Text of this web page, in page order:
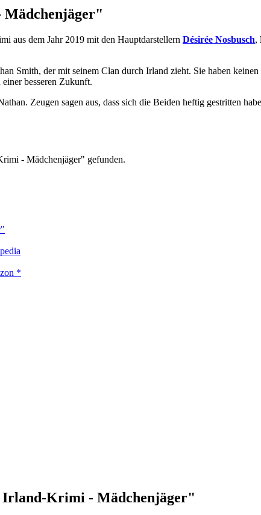
aus dem Jahr 2019 mit den Hauptdarstellern Désirée Nosbusch,
Smith, der mit seinem Clan durch Irland zieht. Sie haben
besseren Zukunft.
Zeugen sagen aus, dass sich die Beiden heftig gestritten
- Mädchenjäger" gefunden.
*
Irland-Krimi - Mädchenjäger"